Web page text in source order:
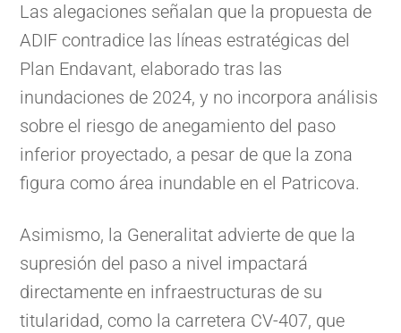
Las alegaciones señalan que la propuesta de
ADIF contradice las líneas estratégicas del
Plan Endavant, elaborado tras las
inundaciones de 2024, y no incorpora análisis
sobre el riesgo de anegamiento del paso
inferior proyectado, a pesar de que la zona
figura como área inundable en el Patricova.
Asimismo, la Generalitat advierte de que la
supresión del paso a nivel impactará
directamente en infraestructuras de su
titularidad, como la carretera CV-407, que